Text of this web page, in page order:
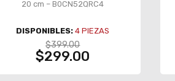
20 cm – B0CN52QRC4
DISPONIBLES: 4 PIEZAS
$399.00
$299.00